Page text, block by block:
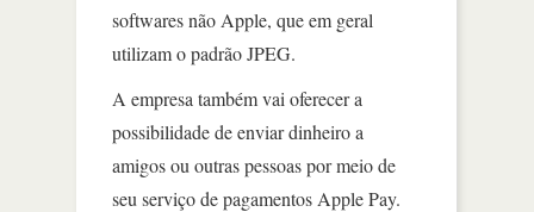
softwares não Apple, que em geral
utilizam o padrão JPEG.
A empresa também vai oferecer a
possibilidade de enviar dinheiro a
amigos ou outras pessoas por meio de
seu serviço de pagamentos Apple Pay.